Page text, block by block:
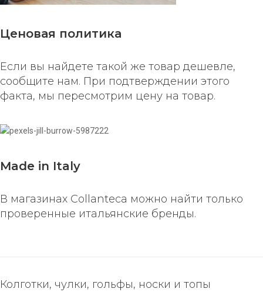
Ценовая политика
Если вы найдете такой же товар дешевле,
сообщите нам. При подтверждении этого
факта, мы пересмотрим цену на товар.
Made in Italy
В магазинах Collanteca можно найти только
проверенные итальянские бренды.
Колготки, чулки, гольфы, носки и топы